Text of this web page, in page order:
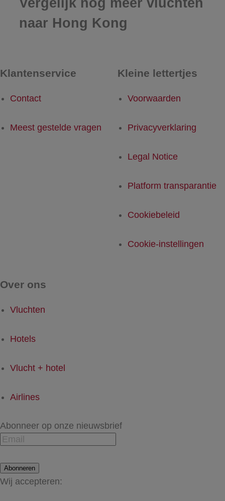
Vergelijk nog meer vluchten
naar Hong Kong
Klantenservice
Contact
Meest gestelde vragen
Kleine lettertjes
Voorwaarden
Privacyverklaring
Legal Notice
Platform transparantie
Cookiebeleid
Cookie-instellingen
Over ons
Vluchten
Hotels
Vlucht + hotel
Airlines
Abonneer op onze nieuwsbrief
Abonneren
Wij accepteren: